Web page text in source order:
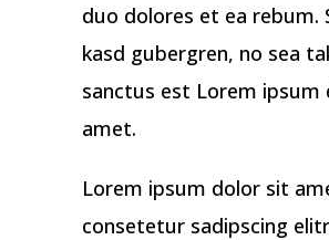
duo dolores et ea rebum.
kasd gubergren, no sea
sanctus est Lorem ipsum
amet.
Lorem ipsum dolor sit
consetetur sadipscing